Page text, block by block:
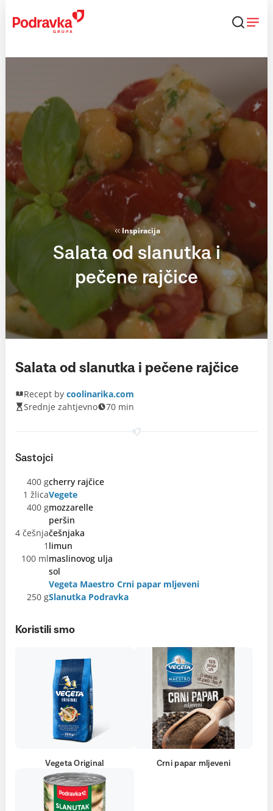
content
Inspiracija
Salata od slanutka i
pečene rajčice
Salata od slanutka i pečene rajčice
Recept by coolinarika.com
Srednje zahtjevno
70 min
Sastojci
400 gcherry rajčice
1 žlicaVegete
400 gmozzarelle
peršin
4 češnjačešnjaka
1 limun
100 mlmaslinovog ulja
sol
Vegeta Maestro Crni papar mljeveni
250 gSlanutka Podravka
Koristili smo
Vegeta Original Crni papar mljeveni